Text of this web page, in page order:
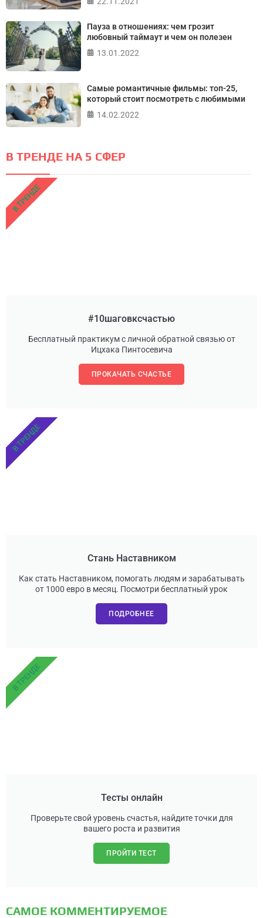
Пауза в отношениях: чем грозит
любовный таймаут и чем он полезен
13.01.2022
Самые романтичные фильмы: топ-25,
который стоит посмотреть с любимыми
14.02.2022
В ТРЕНДЕ НА 5 СФЕР
#10шаговксчастью
Бесплатный практикум с личной обратной связью от
Ицхака Пинтосевича
ПРОКАЧАТЬ СЧАСТЬЕ
В ТРЕНДЕ
Стань Наставником
Как стать Наставником, помогать людям и зарабатывать
от 1000 евро в месяц. Посмотри бесплатный урок
ПОДРОБНЕЕ
В ТРЕНДЕ
Тесты онлайн
Проверьте свой уровень счастья, найдите точки для
вашего роста и развития
ПРОЙТИ ТЕСТ
В ТРЕНДЕ
САМОЕ КОММЕНТИРУЕМОЕ